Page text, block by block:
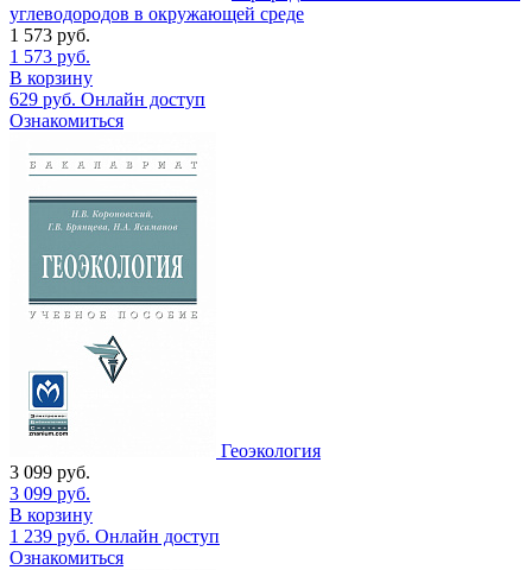
углеводородов в окружающей среде
1 573 руб.
1 573 руб.
В корзину
629 руб. Онлайн доступ
Ознакомиться
Геоэкология
3 099 руб.
3 099 руб.
В корзину
1 239 руб. Онлайн доступ
Ознакомиться